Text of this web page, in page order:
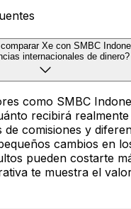
Xe con SMBC
internacionales de dinero?
como SMBC
recibirá
de comisiones y
cambios en
pueden costarte
te muestra el